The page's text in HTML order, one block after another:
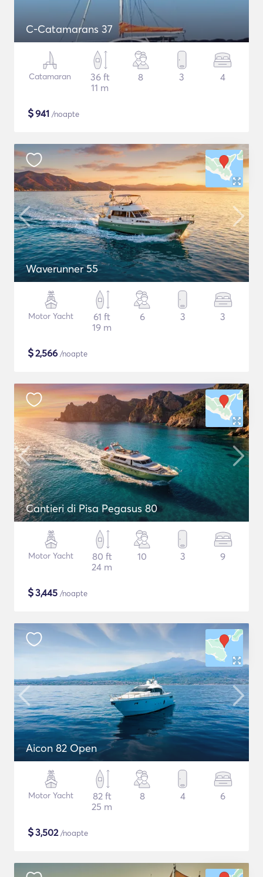
C-Catamarans 37
Catamaran
36 ft
11 m
8 3 4
$941 /noapte
Waverunner 55
Motor Yacht
61 ft
19 m
6 3 3
$2,566 /noapte
Cantieri di Pisa Pegasus 80
Motor Yacht
80 ft
24 m
10 3 9
$3,445 /noapte
Aicon 82 Open
Motor Yacht
82 ft
25 m
8 4 6
$3,502/noapte